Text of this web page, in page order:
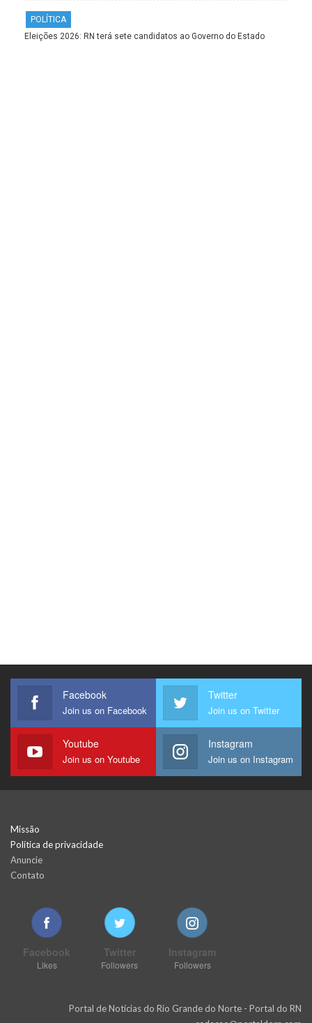
POLÍTICA
Eleições 2026: RN terá sete candidatos ao Governo do Estado
Facebook
Join us on Facebook
Twitter
Join us on Twitter
Youtube
Join us on Youtube
Instagram
Join us on Instagram
Missão
Política de privacidade
Anuncie
Contato
Facebook
Likes
Twitter
Followers
Instagram
Followers
Portal de Notícias do Rio Grande do Norte - Portal do RN